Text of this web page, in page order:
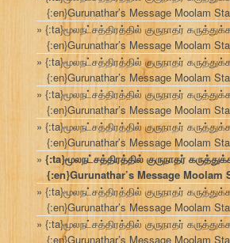
{:en}Gurunathar’s Message Moolam
{:ta}மூலநட்சத்திரத்தில் குருநாதர்
{:en}Gurunathar’s Message Moolam
{:ta}மூலநட்சத்திரத்தில் குருநாதர்
{:en}Gurunathar’s Message Moolam
{:ta}மூலநட்சத்திரத்தில் குருநாதர்
{:en}Gurunathar’s Message Moolam
{:ta}மூலநட்சத்திரத்தில் குருநாதர்
{:en}Gurunathar’s Message Moolam
{:ta}மூலநட்சத்திரத்தில் குருநாதர்
{:en}Gurunathar’s Message Moolam
{:ta}மூலநட்சத்திரத்தில் குருநாதர்
{:en}Gurunathar’s Message Moolam
{:ta}மூலநட்சத்திரத்தில் குருநாதர்
{:en}Gurunathar’s Message Moolam